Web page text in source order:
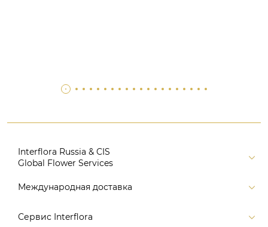
Interflora Russia & CIS
Global Flower Services
Версия для печати
Поиск
Международная доставка
Россия
Сервис Interflora